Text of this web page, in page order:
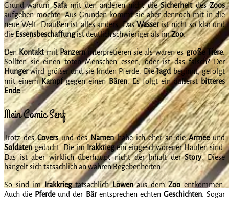
Grund warumSafamit den anderen nicht dieSicherheitdesZoos
aufgeben möchte. Aus Gründen kommt sie aber dennoch mit in die
neue Welt. Draußen ist alles anders. DasWasserist nicht so klar und
dieEssensbeschaffungist deutlich schwieriger als imZoo.
DenKontaktmitPanzerninterpretieren sie als wären esgroße Tiere.
Sollten sie einen toten Menschen essen, oder ist das falsch? Der
Hungerwird größer und sie finden Pferde. DieJagdbeginnt, gefolgt
mit einemKampfgegen einenBären. Es folgt ein äußerst bitteres
Ende.
Mein Comic Senf
Trotz desCoversund desNamenhabe ich eher an dieArmeeund
Soldatengedacht. Die im Irakkriegein eingeschworener Haufen sind.
Das ist aber wirklich überhaupt nicht der Inhalt derStory. Diese
hangelt sich tatsächlich an wahren Begebenheiten.
So sind imIrakkriegtatsächlichLöwenaus demZoo entkommen.
Auch die Pferdeund der Bärentsprechen echten Geschichten. Sogar